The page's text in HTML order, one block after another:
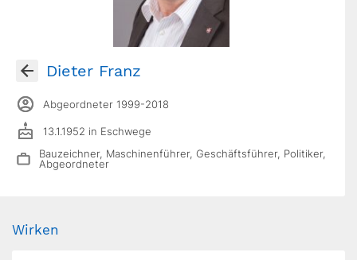
Dieter Franz
Abgeordneter 1999-2018
13.1.1952 in Eschwege
Bauzeichner, Maschinenführer, Geschäftsführer, Politiker,
Abgeordneter
Wirken